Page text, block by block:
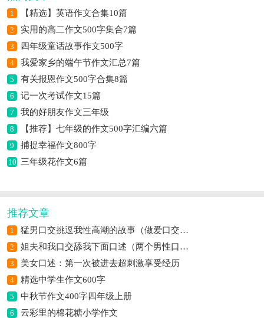
1 【精选】英语作文合集10篇
2 实用的高二作文500字集合7篇
3 四年级童话故事作文500字
4 我爱家乡的端午节作文汇总7篇
5 有关报恩作文500字合集8篇
6 记一次考试作文15篇
7 我的好朋友作文三年级
8 【推荐】七年级的作文500字汇编六篇
9 捕捉幸福作文800字
10 三年级花作文6篇
推荐文章
1 猛男口交挑逗我性高潮的故事（做爱口交自摸高潮过程）
2 姐夫和我口交舔我下面口述（两个男性口交）
3 美女口述：第一次被进去超刺激享受经历
4 精选中学生作文600字
5 中秋节作文400字四年级上册
6 云彩里的棉花糖小学作文